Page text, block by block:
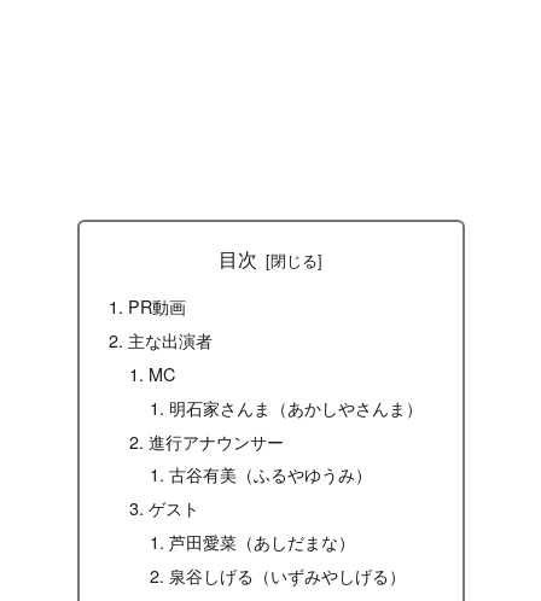
目次
PR動画
主な出演者
MC
明石家さんま（あかしやさんま）
進行アナウンサー
古谷有美（ふるやゆうみ）
ゲスト
芦田愛菜（あしだまな）
泉谷しげる（いずみやしげる）